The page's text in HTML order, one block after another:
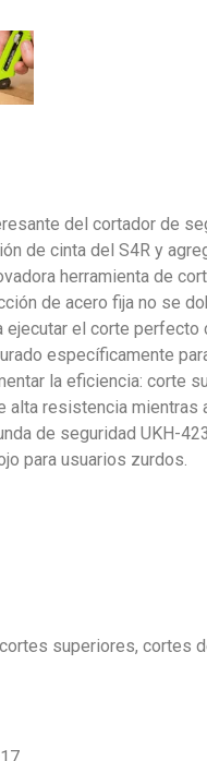
del cortador de
de cinta del S4R y
herramienta de
de acero fija no se
el corte
específicamente
la eficiencia: corte
resistencia
de seguridad UKH-
para usuarios zurdos.
superiores, cortes